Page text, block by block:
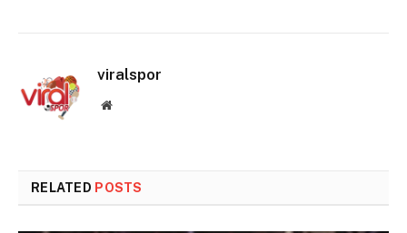
viralspor
Website
RELATED POSTS